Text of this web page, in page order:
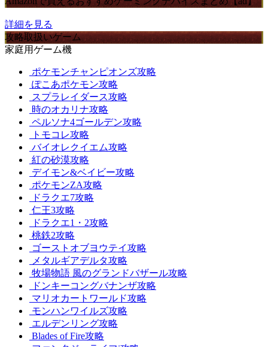
詳細を見る
攻略取扱いゲーム
家庭用ゲーム機
ポケモンチャンピオンズ攻略
ぽこあポケモン攻略
スプラレイダース攻略
時のオカリナ攻略
ペルソナ4ゴールデン攻略
トモコレ攻略
バイオレクイエム攻略
紅の砂漠攻略
デイモン&ベイビー攻略
ポケモンZA攻略
ドラクエ7攻略
仁王3攻略
ドラクエ1・2攻略
桃鉄2攻略
ゴーストオブヨウテイ攻略
メタルギアデルタ攻略
牧場物語 風のグランドバザール攻略
ドンキーコングバナンザ攻略
マリオカートワールド攻略
モンハンワイルズ攻略
エルデンリング攻略
Blades of Fire攻略